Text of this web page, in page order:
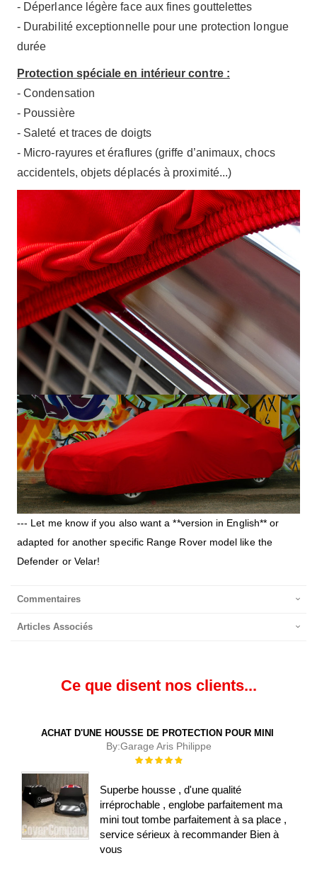
- Déperlance légère face aux fines gouttelettes
- Durabilité exceptionnelle pour une protection longue
durée
Protection spéciale en intérieur contre :
- Condensation
- Poussière
- Saleté et traces de doigts
- Micro-rayures et éraflures (griffe d’animaux, chocs
accidentels, objets déplacés à proximité...)
--- Let me know if you also want a **version in English** or
adapted for another specific Range Rover model like the
Defender or Velar!
Commentaires
Articles Associés
Ce que disent nos clients...
ACHAT D'UNE HOUSSE DE PROTECTION POUR MINI
By:Garage Aris Philippe
Évaluation :
Superbe housse , d'une qualité
irréprochable , englobe parfaitement ma
mini tout tombe parfaitement à sa place ,
service sérieux à recommander Bien à
vous